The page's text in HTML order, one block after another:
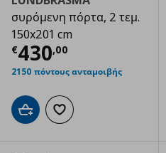
συρόμενη πόρτα, 2 τεμ.
150x201 cm
€430,00
Τρέχουσα τιμή
2150 πόντους ανταμοιβής
Προσθήκη στο καλάθι
Προσθήκη στα αγαπημένα